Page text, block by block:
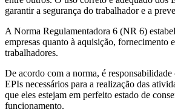
garantir a segurança do trabalhador e a
A Norma Regulamentadora 6 (NR 6)
empresas quanto à aquisição, fornecimento
trabalhadores.
De acordo com a norma, é responsabilidade
EPIs necessários para a realização das
que eles estejam em perfeito estado de
funcionamento.